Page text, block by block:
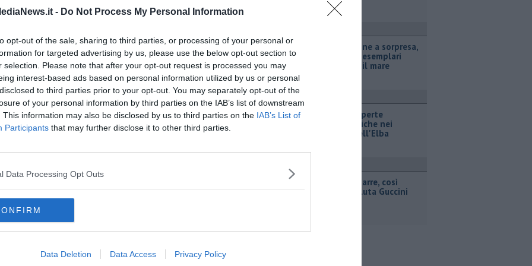
- Do Not Process My Personal Information
opt-out of the sale, sharing to third parties, or processing of your personal or
for targeted advertising by us, please use the below opt-out section to
selection. Please note that after your opt-out request is processed you may
interest-based ads based on personal information utilized by us or personal
to third parties prior to your opt-out. You may separately opt-out of the
of your personal information by third parties on the IAB’s list of downstream
This information may also be disclosed by us to third parties on the IAB’s List of
Participants that may further disclose it to other third parties.
Data Processing Opt Outs
Data Deletion Data Access Privacy Policy
della carcassa dagli scogli.
e vigili del fuoco sono riusciti ad imbracare la carcassa
di un battello altamente performante.
del Comune di Livorno e con gli enti di studio e di
Arpat, Thetis e università) sia per le modalità di
valutazioni di interesse scientifico e per approfondimenti sulle
Livorno ha convocato per domattina un tavolo tecnico volto a
e smaltimento della carcassa.
ma le sue dimensioni sarebbero riconducibile
iscriviti alla
nella tua casella di posta.
Tartarughine a sorpresa,
68 piccoli esemplari
prendono il mare
Attualità
Nuove scoperte
archeologiche nei
fondali dell'Elba
Voci e chitarre, così
Pistoia saluta Guccini